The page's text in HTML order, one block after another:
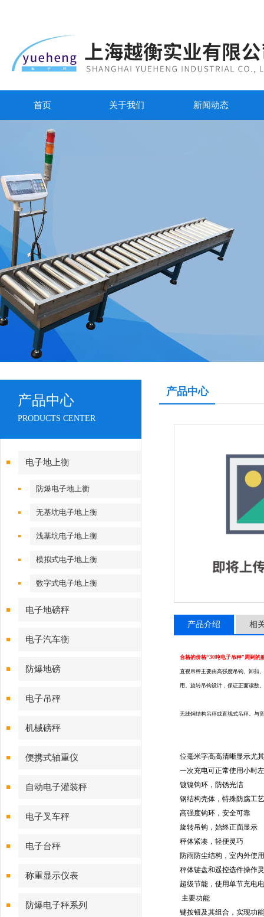
首页 关于我们 新闻动态
产品中心
PRODUCTS CENTER
电子地上衡
防爆电子地上衡
无基坑电子地上衡
浅基坑电子地上衡
模拟式电子地上衡
数字式电子地上衡
电子地磅秤
电子汽车衡
防爆地磅
电子吊秤
机械磅秤
便携式轴重仪
自动电子灌装秤
电子叉车秤
电子台秤
称重显示仪表
防爆电子秤系列
产品中心
产品介绍 相
合格的价格“30吨电子吊秤”周到的
直视吊秤主要由高强度吊钩、卸扣
用。旋转吊钩设计，保证正面读数
无线钢结构吊秤或直视式吊秤。与
位毫米字高高清晰显示尤
一次充电可正常使用小时
镀镍钩环，防锈光洁
钢结构壳体，特殊防腐工艺
高强度钩环，安全可靠
旋转吊钩，始终正面显示
秤体紧凑，轻便灵巧
防雨防尘结构，室内外使用
秤体键盘和遥控选件操作
超级节能，使用单节充电
主要功能
键按钮及其组合，实现功